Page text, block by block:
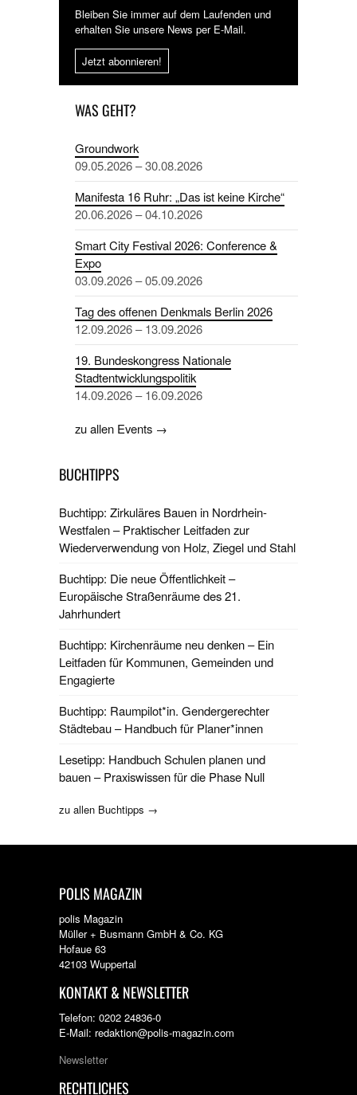
Bleiben Sie immer auf dem Laufenden und
erhalten Sie unsere News per E-Mail.
Jetzt abonnieren!
WAS GEHT?
Groundwork
09.05.2026 – 30.08.2026
Manifesta 16 Ruhr: „Das ist keine Kirche“
20.06.2026 – 04.10.2026
Smart City Festival 2026: Conference &
Expo
03.09.2026 – 05.09.2026
Tag des offenen Denkmals Berlin 2026
12.09.2026 – 13.09.2026
19. Bundeskongress Nationale
Stadtentwicklungspolitik
14.09.2026 – 16.09.2026
zu allen Events →
BUCHTIPPS
Buchtipp: Zirkuläres Bauen in Nordrhein-
Westfalen – Praktischer Leitfaden zur
Wiederverwendung von Holz, Ziegel und Stahl
Buchtipp: Die neue Öffentlichkeit –
Europäische Straßenräume des 21.
Jahrhundert
Buchtipp: Kirchenräume neu denken – Ein
Leitfaden für Kommunen, Gemeinden und
Engagierte
Buchtipp: Raumpilot*in. Gendergerechter
Städtebau – Handbuch für Planer*innen
Lesetipp: Handbuch Schulen planen und
bauen – Praxiswissen für die Phase Null
zu allen Buchtipps →
POLIS MAGAZIN
polis Magazin
Müller + Busmann GmbH & Co. KG
Hofaue 63
42103 Wuppertal
KONTAKT & NEWSLETTER
Telefon: 0202 24836-0
E-Mail: redaktion@polis-magazin.com
Newsletter
RECHTLICHES